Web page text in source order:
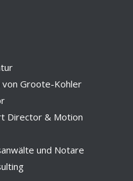
von Groote-Kohler
Director & Motion
und Notare